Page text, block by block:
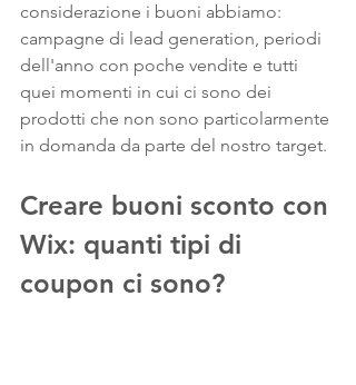
considerazione i buoni abbiamo:
campagne di lead generation, periodi
dell'anno con poche vendite e tutti
quei momenti in cui ci sono dei
prodotti che non sono particolarmente
in domanda da parte del nostro target.
Creare buoni sconto con
Wix: quanti tipi di
coupon ci sono?